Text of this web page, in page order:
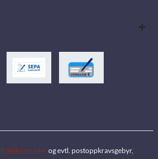
fraktkostnaderog evtl. postoppkravsgebyr,